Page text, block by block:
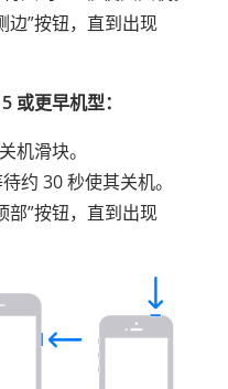
边”按钮，直到出现
或更早机型：
机滑块。
约 30 秒使其关机。
部”按钮，直到出现